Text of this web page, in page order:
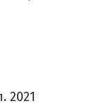
2021